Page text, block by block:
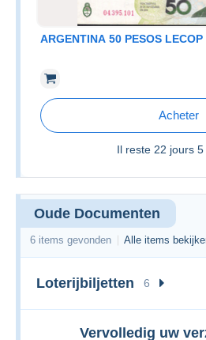
Acheter
Il reste 22 jours
Oude Documenten
6 items gevonden Alle items
Loterijbiljetten 6
Vervolledig uw